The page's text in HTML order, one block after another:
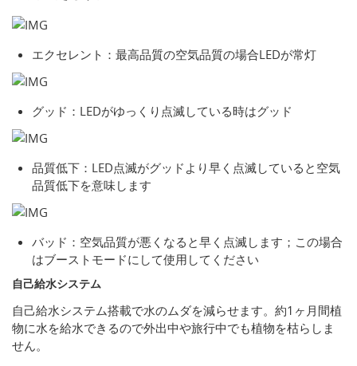
エクセレント：最高品質の空気品質の場合LEDが常灯
グッド：LEDがゆっくり点滅している時はグッド
品質低下：LED点滅がグッドより早く点滅していると空気
品質低下を意味します
バッド：空気品質が悪くなると早く点滅します；この場合
はブーストモードにして使用してください
自己給水システム
自己給水システム搭載で水のムダを減らせます。約1ヶ月間植
物に水を給水できるので外出中や旅行中でも植物を枯らしま
せん。